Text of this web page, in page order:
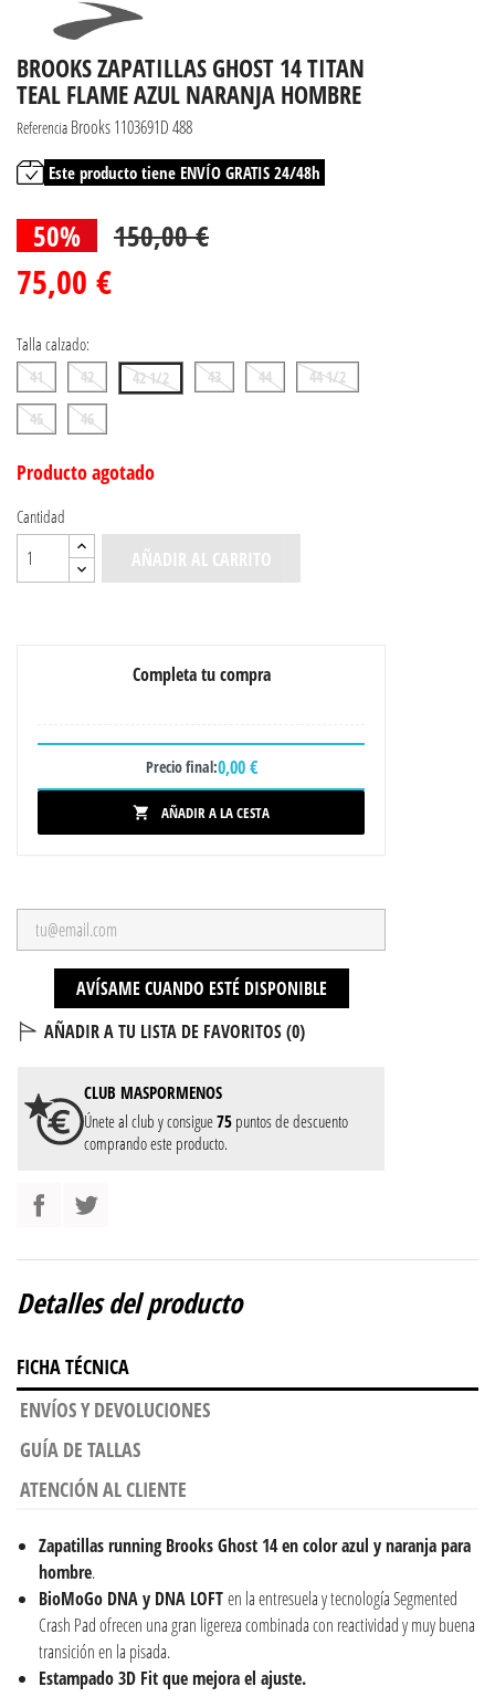
BROOKS ZAPATILLAS GHOST 14 TITAN
TEAL FLAME AZUL NARANJA HOMBRE
Referencia Brooks 1103691D 488
Este producto tiene ENVÍO GRATIS 24/48h
50% 150,00 €
75,00 €
Talla calzado:
41 42 42 1/2 43 44
44 1/2
45
46
Producto agotado
Cantidad
AÑADIR AL CARRITO
Completa tu compra
Precio final:0,00 €
 AÑADIR A LA CESTA
AVÍSAME CUANDO ESTÉ DISPONIBLE
AÑADIR A TU LISTA DE FAVORITOS (0)
CLUB MASPORMENOS
Únete al club y consigue75 puntos de descuento
comprando este producto.
Detalles del producto
FICHA TÉCNICA
ENVÍOS Y DEVOLUCIONES
GUÍA DE TALLAS
ATENCIÓN AL CLIENTE
Zapatillas running Brooks Ghost 14 en color azul y naranja para
hombre.
BioMoGo DNA y DNA LOFTen la entresuela y tecnología Segmented
Crash Pad ofrecen una gran ligereza combinada con reactividad y muy buena
transición en la pisada.
Estampado 3D Fit que mejora el ajuste.